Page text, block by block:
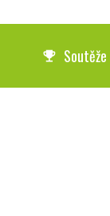
emoji_events Soutěže